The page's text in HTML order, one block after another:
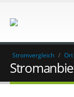
Stromvergleich / Ort